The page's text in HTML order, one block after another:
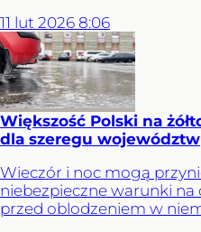
11 lut 2026 8:06
Większość Polski na
dla szeregu województw
Wieczór i noc mogą
niebezpieczne warunki
przed oblodzeniem w